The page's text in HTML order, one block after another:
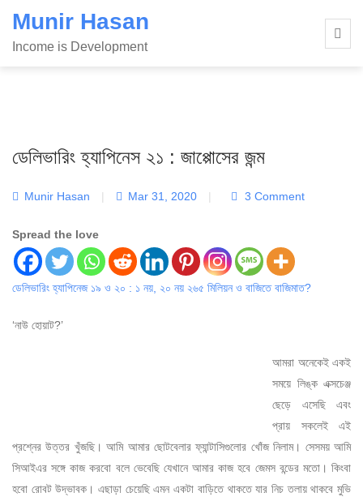
SkipMunir Hasan
Income is Development
ডেলিভারিং হ্যাপিনেস ২১ : জাপ্পোসের জন্ম
Munir Hasan | Mar 31, 2020 | 3 Comment
Spread the love
ডেলিভারিং হ্যাপিনেজ ১৯ ও ২০ : ১ নয়, ২০ নয় ২৬৫ মিলিয়ন ও বাজিতে বাজিমাত?
‘নাউ হোয়াট?’
আমরা অনেকেই একই
সময়ে লিঙ্ক এক্সচেঞ্জ
ছেড়ে এসেছি এবং
প্রায় সকলেই এই
প্রশ্নের উত্তর খুঁজছি। আমি আমার ছোটবেলার ফ্যান্টাসিগুলোর খোঁজ নিলাম। সেসময় আমি
সিআইএর সঙ্গে কাজ করবো বলে ভেবেছি যেখানে আমার কাজ হবে জেমস বন্ডের মতো। কিংবা
হবো রোবট উদ্ভাবক। এছাড়া চেয়েছি এমন একটা বাড়িতে থাকতে যার নিচ তলায় থাকবে মুভি